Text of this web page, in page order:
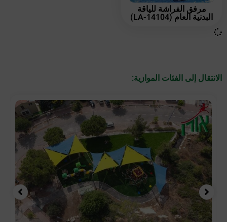
مرفق الفراشة للياقة
البدنية العام (LA-14104)
الانتقال إلى الفئات الموازية: